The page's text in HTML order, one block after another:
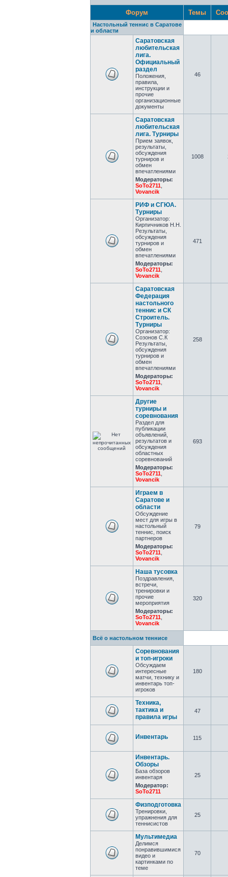
Форум Темы
Настольный теннис в Саратове
и области
Саратовская
любительская
лига.
Официальный
раздел
Положения,
правила,
инструкции и
прочие
организационные
документы
46
Саратовская
любительская
лига. Турниры
Прием заявок,
результаты,
обсуждения
турниров и
обмен
впечатлениями
Модераторы:
SoTo2711
Vovancik
1008
РИФ и СГЮА.
Турниры
Организатор:
Кирпичников Н.Н.
Результаты,
обсуждения
турниров и
обмен
впечатлениями
Модераторы:
SoTo2711
Vovancik
471
Саратовская
Федерация
настольного
теннис и СК
Строитель.
Турниры
Организатор:
Созонов С.К
Результаты,
обсуждения
турниров и
обмен
впечатлениями
Модераторы:
SoTo2711
Vovancik
258
Другие
турниры и
соревнования
Раздел для
публикации
объявлений,
результатов и
обсуждения
областных
соревнований
Модераторы:
SoTo2711
Vovancik
693
Играем в
Саратове и
области
Обсуждение
мест для игры в
настольный
теннис, поиск
партнеров
Модераторы:
SoTo2711
Vovancik
79
Наша тусовка
Поздравления,
встречи,
тренировки и
прочие
мероприятия
Модераторы:
SoTo2711
Vovancik
320
Всё о настольном теннисе
Соревнования
и топ-игроки
Обсуждаем
интересные
матчи, технику и
инвентарь топ-
игроков
180
Техника,
тактика и
правила игры
47
Инвентарь 115
Инвентарь.
Обзоры
База обзоров
инвентаря
Модератор:
SoTo2711
25
Физподготовка
Тренировки,
упражнения для
теннисистов
25
Мультимедиа
Делимся
понравившимися
видео и
картинками по
теме
70